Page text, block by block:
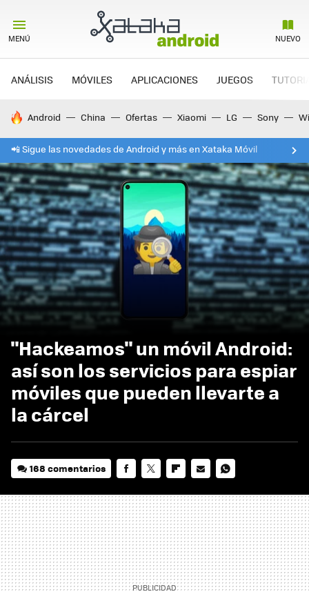
MENÚ NUEVO
ANÁLISIS MÓVILES APLICACIONES JUEGOS
HOY SE HABLA DE
Android China Ofertas Xiaomi LG Sony
📲 Sigue las novedades de Android y más en Xataka Móvil
"Hackeamos" un móvil Android:
así son los servicios para espiar
móviles que pueden llevarte a
la cárcel
168 comentarios
MAIL